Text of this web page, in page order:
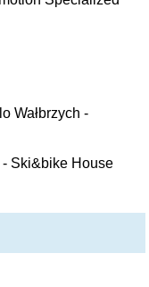
Wałbrzych -
Ski&bike House